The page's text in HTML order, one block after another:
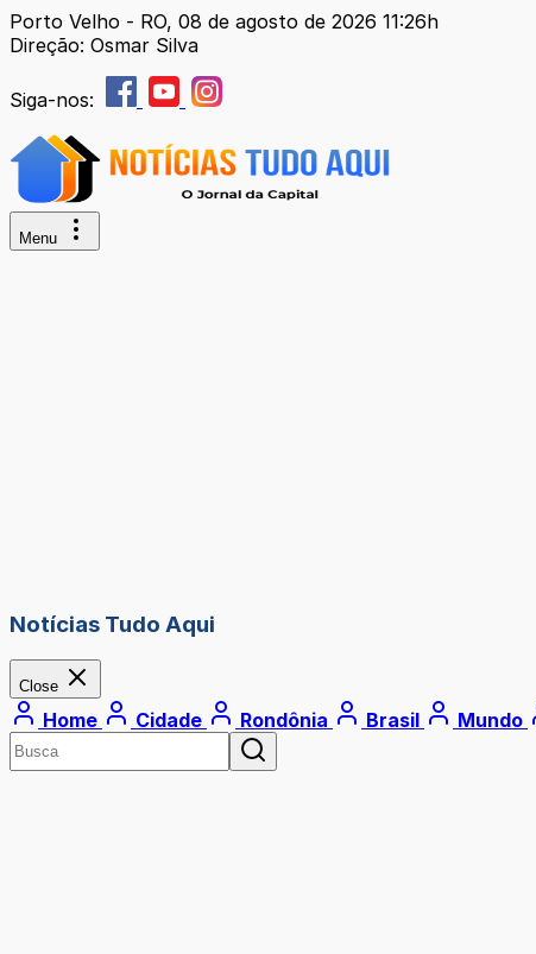
Porto Velho - RO, 08 de agosto de 2026 11:26h
Direção: Osmar Silva
Siga-nos:
Menu
Notícias Tudo Aqui
Close
Home Cidade Rondônia Brasil Mundo